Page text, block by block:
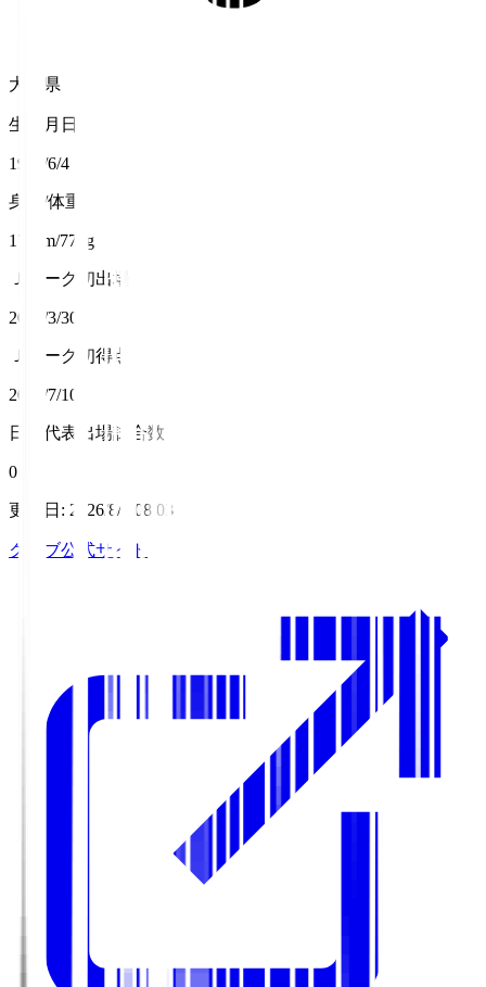
大分県
生年月日
1996/6/4
身長/体重
175cm/77kg
Ｊリーグ初出場
2014/3/30
Ｊリーグ初得点
2022/7/10
日本代表出場試合数
0
更新日 : 2026/8/6 08:03
クラブ公式サイト